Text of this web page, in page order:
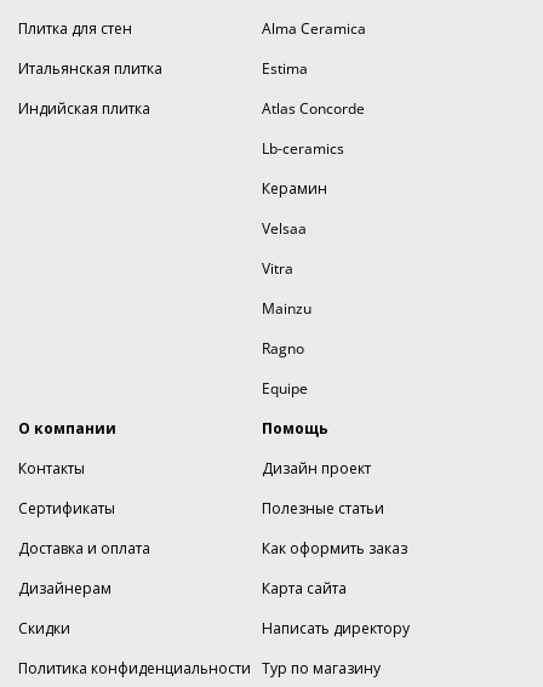
Плитка для стен
Итальянская плитка
Индийская плитка
Alma Ceramica
Estima
Atlas Concorde
Lb-ceramics
Керамин
Velsaa
Vitra
Mainzu
Ragno
Equipe
О компании
Контакты
Сертификаты
Доставка и оплата
Дизайнерам
Скидки
Политика конфиденциальности
Помощь
Дизайн проект
Полезные статьи
Как оформить заказ
Карта сайта
Написать директору
Тур по магазину